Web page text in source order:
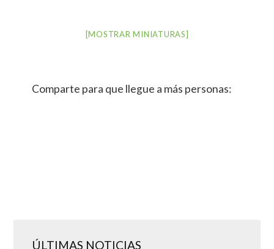
[MOSTRAR MINIATURAS]
Comparte para que llegue a más personas:
ÚLTIMAS NOTICIAS